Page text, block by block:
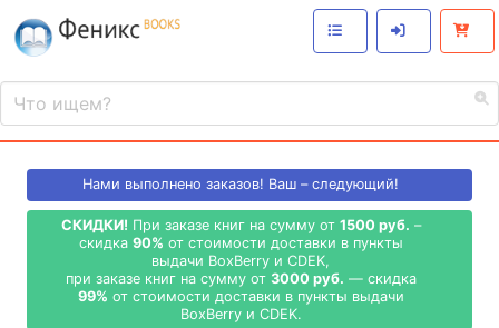
Нами выполнено заказов! Ваш – следующий!
СКИДКИ! При заказе книг на сумму от 1500 руб. –
скидка 90% от стоимости доставки в пункты
выдачи BoxBerry и CDEK,
при заказе книг на сумму от 3000 руб. — скидка
99% от стоимости доставки в пункты выдачи
BoxBerry и CDEK.